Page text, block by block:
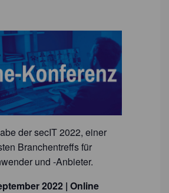
der secIT 2022, einer
Branchentreffs für
und -Anbieter.
2022 | Online